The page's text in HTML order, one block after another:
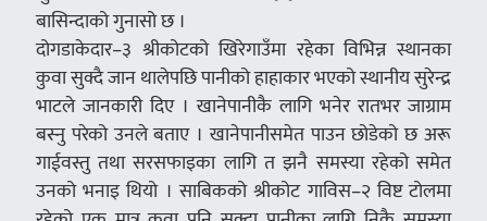
बासिन्दाको गुनासो छ ।
दोगडाकेदार–३ श्रीकोटको खिरेगाउँमा रहेका विभिन्न स्थानका
कुवा सुक्दै जान थालेपछि पानीको हाहाकार भएको स्थानीय सुरेन्द्र
भाटले जानकारी दिए । खानेपानीकै लागि भनेर रातभर जाग्राम
बस्नु परेको उनले बताए । खानेपानीसमेत पाउन छोडेको छ अरू
गाईवस्तु तथा सरसफाइका लागि त झनै समस्या रहेको समेत
उनको भनाइ थियो । साबिकको श्रीकोट गाविस–२ विष्ट टोलमा